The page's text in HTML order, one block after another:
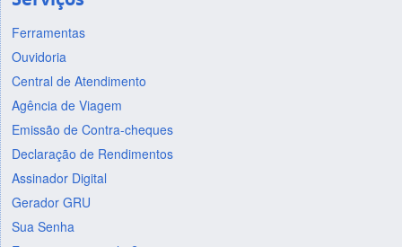
Ferramentas
Ouvidoria
Central de Atendimento
Agência de Viagem
Emissão de Contra-cheques
Declaração de Rendimentos
Assinador Digital
Gerador GRU
Sua Senha